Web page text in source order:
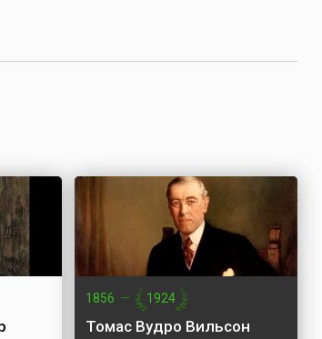
1856 — 1924
Томас Вудро Вильсон